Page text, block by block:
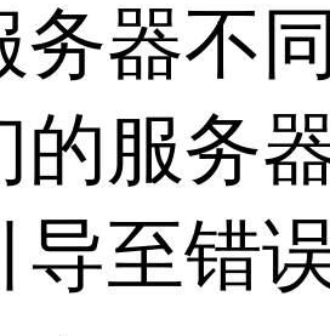
务器不
的服务
导至错